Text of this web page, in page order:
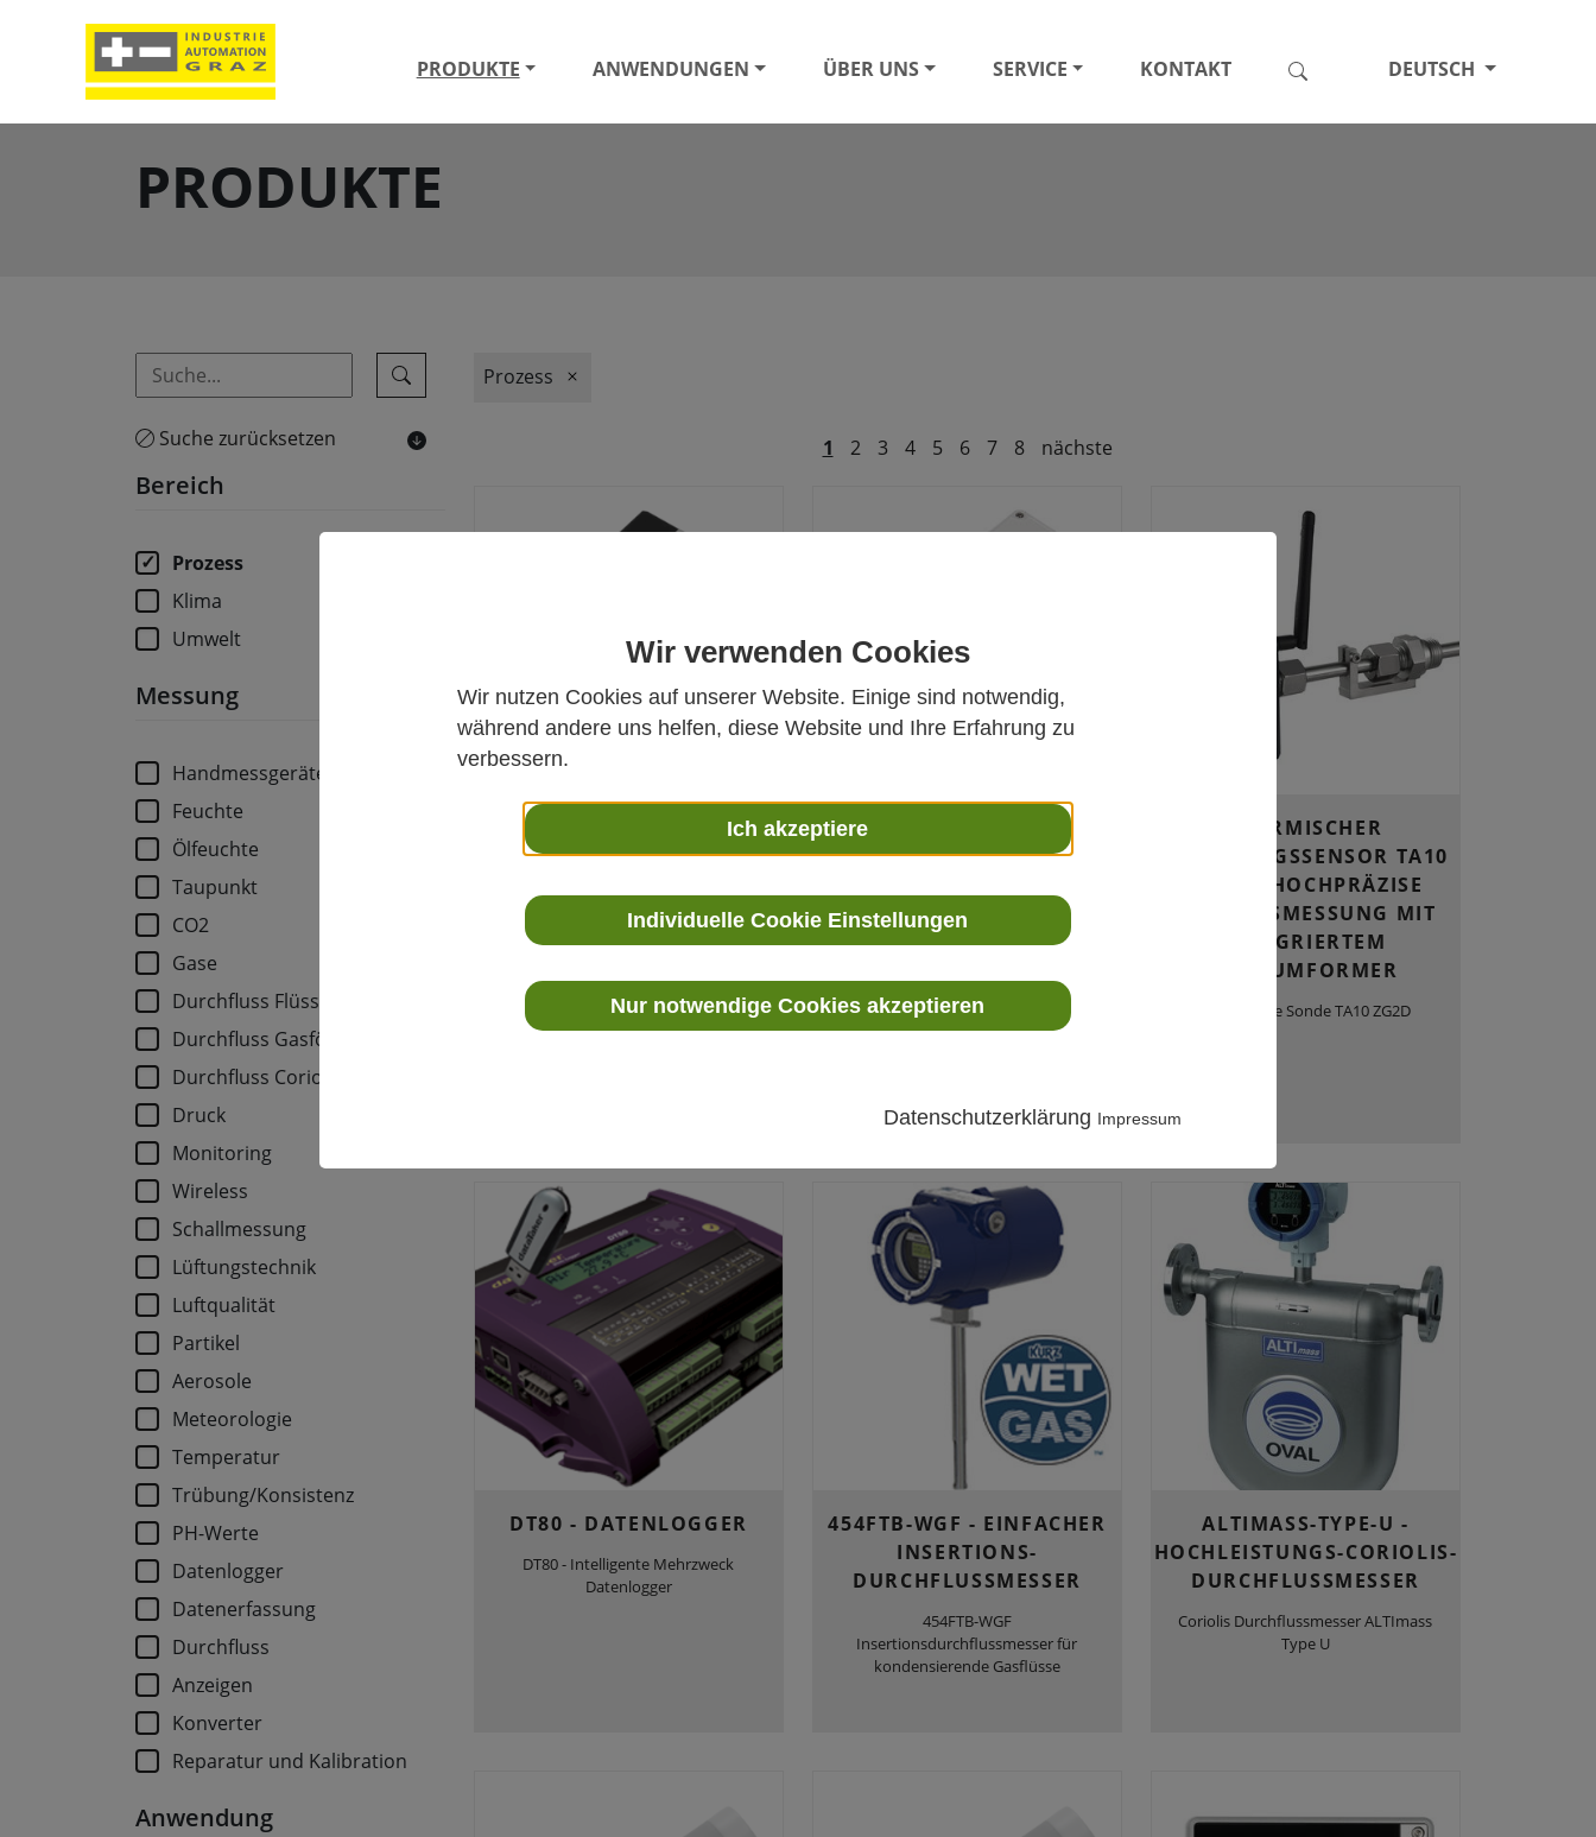
Wir verwenden Cookies
Wir nutzen Cookies auf unserer Website. Einige sind notwendig,
während andere uns helfen, diese Website und Ihre Erfahrung zu
verbessern.
Ich akzeptiere
Individuelle Cookie Einstellungen
Nur notwendige Cookies akzeptieren
Datenschutzerklärung Impressum
PRODUKTE ANWENDUNGEN ÜBER UNS SERVICE KONTAKT DEUTSCH
PRODUKTE
Suche zurücksetzen
Bereich
Prozess
Klima
Umwelt
Messung
Handmessgeräte
Feuchte
Ölfeuchte
Taupunkt
CO2
Gase
Durchfluss Flüssig
Durchfluss Gasförmig
Durchfluss Coriolis
Druck
Monitoring
Wireless
Schallmessung
Lüftungstechnik
Luftqualität
Partikel
Aerosole
Meteorologie
Temperatur
Trübung/Konsistenz
PH-Werte
Datenlogger
Datenerfassung
Durchfluss
Anzeigen
Konverter
Reparatur und Kalibration
Anwendung
Prozess
1 2 3 4 5 6 7 8 nächste
HMT370EX - EIGENSICHERER
FEUCHTE- UND
ER FÜR
EXPLOSIONSGEFÄHRDETE
Eigensichere Feuchte- und
Temperaturmesswertgeberserie
INDIGO 200 SERIE -
FLEXIBLE MESSLÖSUNG FÜR
TEMPERATUR UND
WASSERSTOFFPEROXID
Messwertgeber der Serie Indigo200 für
intelligente Vaisala-Sonden für
intelligente Vaisala-Feuchte-,
THERMISCHER
STRÖMUNGSSENSOR TA10
ZG2D – HOCHPRÄZISE
MEHRGASMESSUNG MIT
INTEGRIERTEM
MESSUMFORMER
Thermische Sonde TA10 ZG2D
DT80 - DATENLOGGER
DT80 - Intelligente Mehrzweck
Datenlogger
454FTB-WGF - EINFACHER
INSERTIONS-
DURCHFLUSSMESSER
454FTB-WGF
Insertionsdurchflussmesser für
kondensierende Gasflüsse
ALTIMASS-TYPE-U -
HOCHLEISTUNGS-CORIOLIS-
DURCHFLUSSMESSER
Coriolis Durchflussmesser ALTImass
Type U